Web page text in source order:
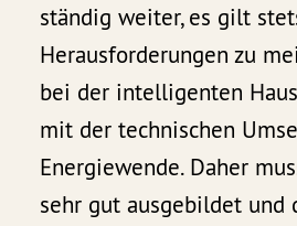
ständig weiter, es gilt
Herausforderungen zu
bei der intelligenten
mit der technischen
Energiewende. Daher
sehr gut ausgebildet und